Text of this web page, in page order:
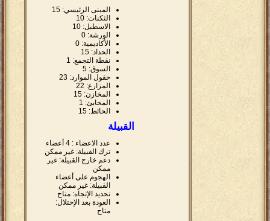
المبنى الرئيسي: 15
الثكنات: 10
الاسطبل: 10
الورشة: 0
الأكاديمية: 0
الحداد: 15
نقطة التجمع: 1
السوق: 5
حقول الموارد: 23
المزارع: 22
المخازن: 15
المخابئ: 1
الحائط: 15
القبيلة
عدد الاعضاء : 4 أعضاء
ترك القبيلة: غير ممكن
دعم خارج القبيلة: غير
ممكن
الهجوم على أعضاء
القبيلة: غير ممكن
تحديد الإتجاه: متاح
العودة بعد الإحتلال:
متاح